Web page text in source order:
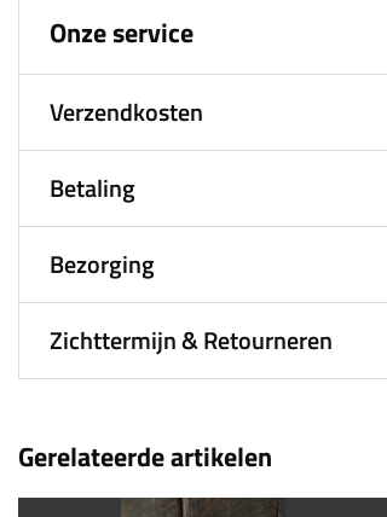
Onze service
Verzendkosten
Betaling
Bezorging
Zichttermijn & Retourneren
Gerelateerde artikelen